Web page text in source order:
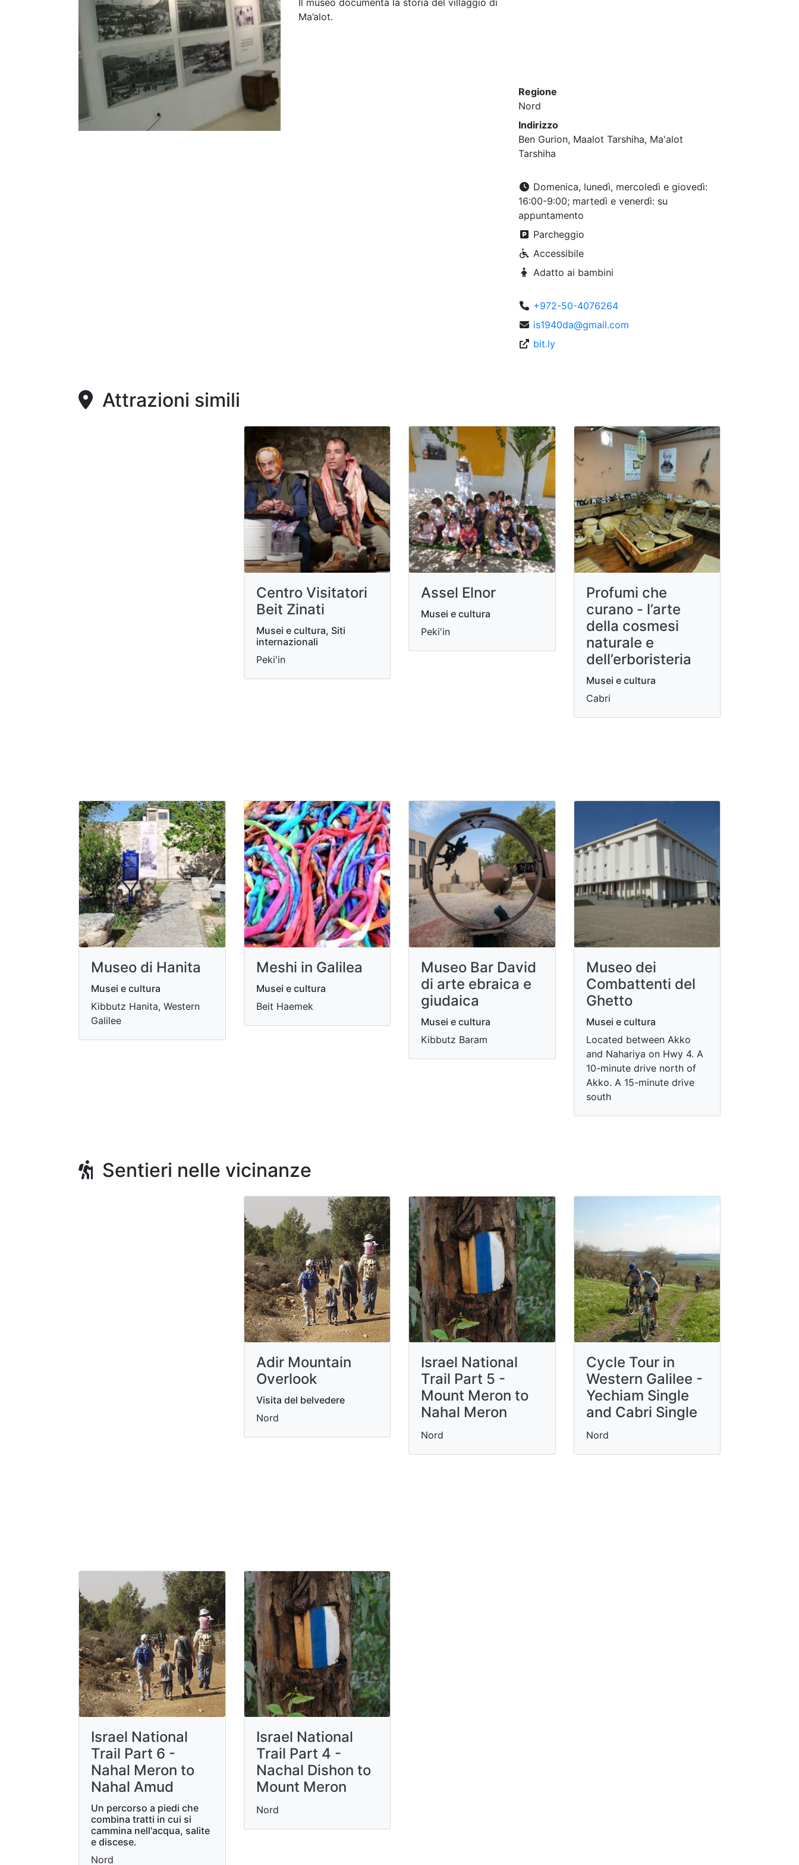
Il museo documenta la storia del villaggio di
Ma’alot.
Regione
Nord
Indirizzo
Ben Gurion, Maalot Tarshiha, Ma'alot
Tarshiha
Domenica, lunedì, mercoledì e giovedì:
16:00-9:00; martedì e venerdì: su
appuntamento
Parcheggio
Accessibile
Adatto ai bambini
+972-50-4076264
is1940da@gmail.com
bit.ly
Attrazioni simili
Centro Visitatori
Beit Zinati
Musei e cultura, Siti
internazionali
Peki'in
Assel Elnor
Musei e cultura
Peki'in
Profumi che
curano - l’arte
della cosmesi
naturale e
dell’erboristeria
Musei e cultura
Cabri
Museo di Hanita
Musei e cultura
Kibbutz Hanita, Western
Galilee
Meshi in Galilea
Musei e cultura
Beit Haemek
Museo Bar David
di arte ebraica e
giudaica
Musei e cultura
Kibbutz Baram
Museo dei
Combattenti del
Ghetto
Musei e cultura
Located between Akko
and Nahariya on Hwy 4. A
10-minute drive north of
Akko. A 15-minute drive
south
Sentieri nelle vicinanze
Adir Mountain
Overlook
Visita del belvedere
Nord
Israel National
Trail Part 5 -
Mount Meron to
Nahal Meron
Nord
Cycle Tour in
Western Galilee -
Yechiam Single
and Cabri Single
Nord
Israel National
Trail Part 6 -
Nahal Meron to
Nahal Amud
Un percorso a piedi che
combina tratti in cui si
cammina nell'acqua, salite
e discese.
Nord
Israel National
Trail Part 4 -
Nachal Dishon to
Mount Meron
Nord